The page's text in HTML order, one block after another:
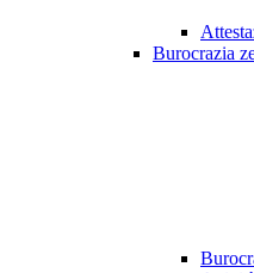
Burocrazia